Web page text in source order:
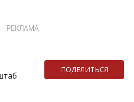
РЕКЛАМА
ПОДЕЛИТЬСЯ